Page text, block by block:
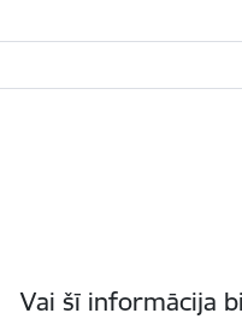
Vai šī informācija